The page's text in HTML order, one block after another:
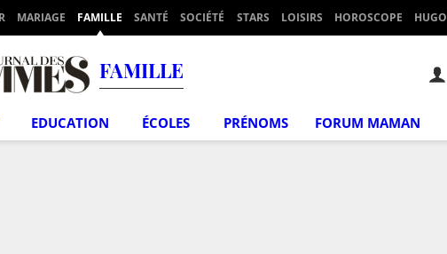
MARIAGE FAMILLE SANTÉ SOCIÉTÉ STARS LOISIRS HOROSCOPE HUGO
FAMILLE
EDUCATION ÉCOLES PRÉNOMS FORUM MAMAN